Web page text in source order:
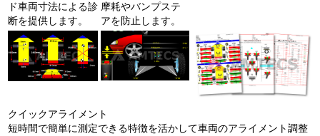
ド車両寸法による診
断を提供します。
摩耗やバンプステ
アを防止します。
クイックアライメント
短時間で簡単に測定できる特徴を活かして車両のアライメント調整